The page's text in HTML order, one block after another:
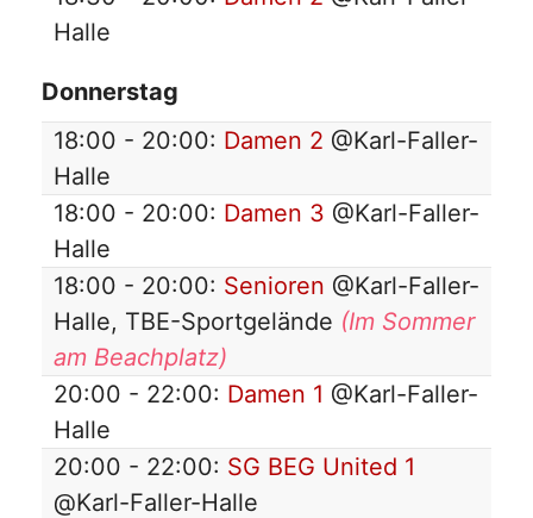
Halle
Donnerstag
18:00 - 20:00: Damen 2 @Karl-Faller-
Halle
18:00 - 20:00: Damen 3 @Karl-Faller-
Halle
18:00 - 20:00: Senioren @Karl-Faller-
Halle, TBE-Sportgelände (Im Sommer
am Beachplatz)
20:00 - 22:00: Damen 1 @Karl-Faller-
Halle
20:00 - 22:00: SG BEG United 1
@Karl-Faller-Halle